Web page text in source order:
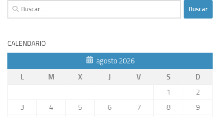
Buscar:
CALENDARIO
agosto 2026
L
M X J V S
D
1
2
3
4 5 6 7 8
9